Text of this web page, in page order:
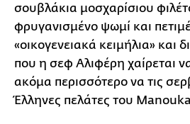
σουβλάκια μοσχαρίσιου
φρυγανισμένο ψωμί και
«οικογενειακά κειμήλια» και
που η σεφ Αλιφέρη χαίρεται
ακόμα περισσότερο να τις
Έλληνες πελάτες του